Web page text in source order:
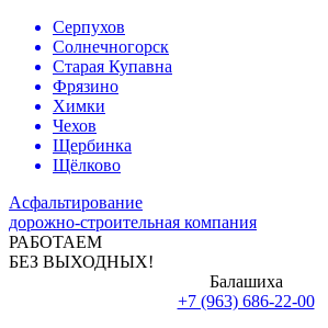
Серпухов
Солнечногорск
Старая Купавна
Фрязино
Химки
Чехов
Щербинка
Щёлково
Асфальтирование
дорожно-строительная компания
РАБОТАЕМ
БЕЗ ВЫХОДНЫХ!
Балашиха
+7 (963) 686-22-00